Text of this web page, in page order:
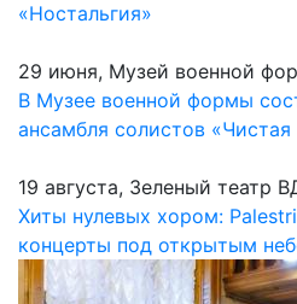
«Ностальгия»
29 июня, Музей военной
В Музее военной формы
ансамбля солистов «Чистая
19 августа, Зеленый театр
Хиты нулевых хором:
концерты под открытым